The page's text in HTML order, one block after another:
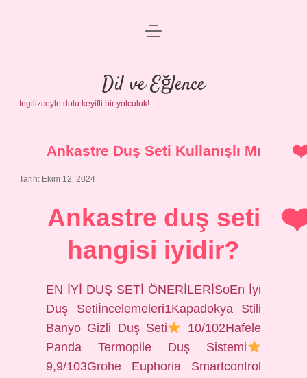
Anasayfa
Gizlilik Politikası
Yasal Uyarı
menüyü
Dil ve Eğlence
İngilizceyle dolu keyifli bir yolculuk!
Ankastre Duş Seti Kullanışlı Mı
Tarih: Ekim 12, 2024
Ankastre duş seti
hangisi iyidir?
EN İYİ DUŞ SETİ ÖNERİLERİSoEn İyi
Duş Setiİncelemeleri1Kapadokya Stili
Banyo Gizli Duş Seti
10/102Hafele
Panda Termopile Duş Sistemi
9,9/103Grohe Euphoria Smartcontrol